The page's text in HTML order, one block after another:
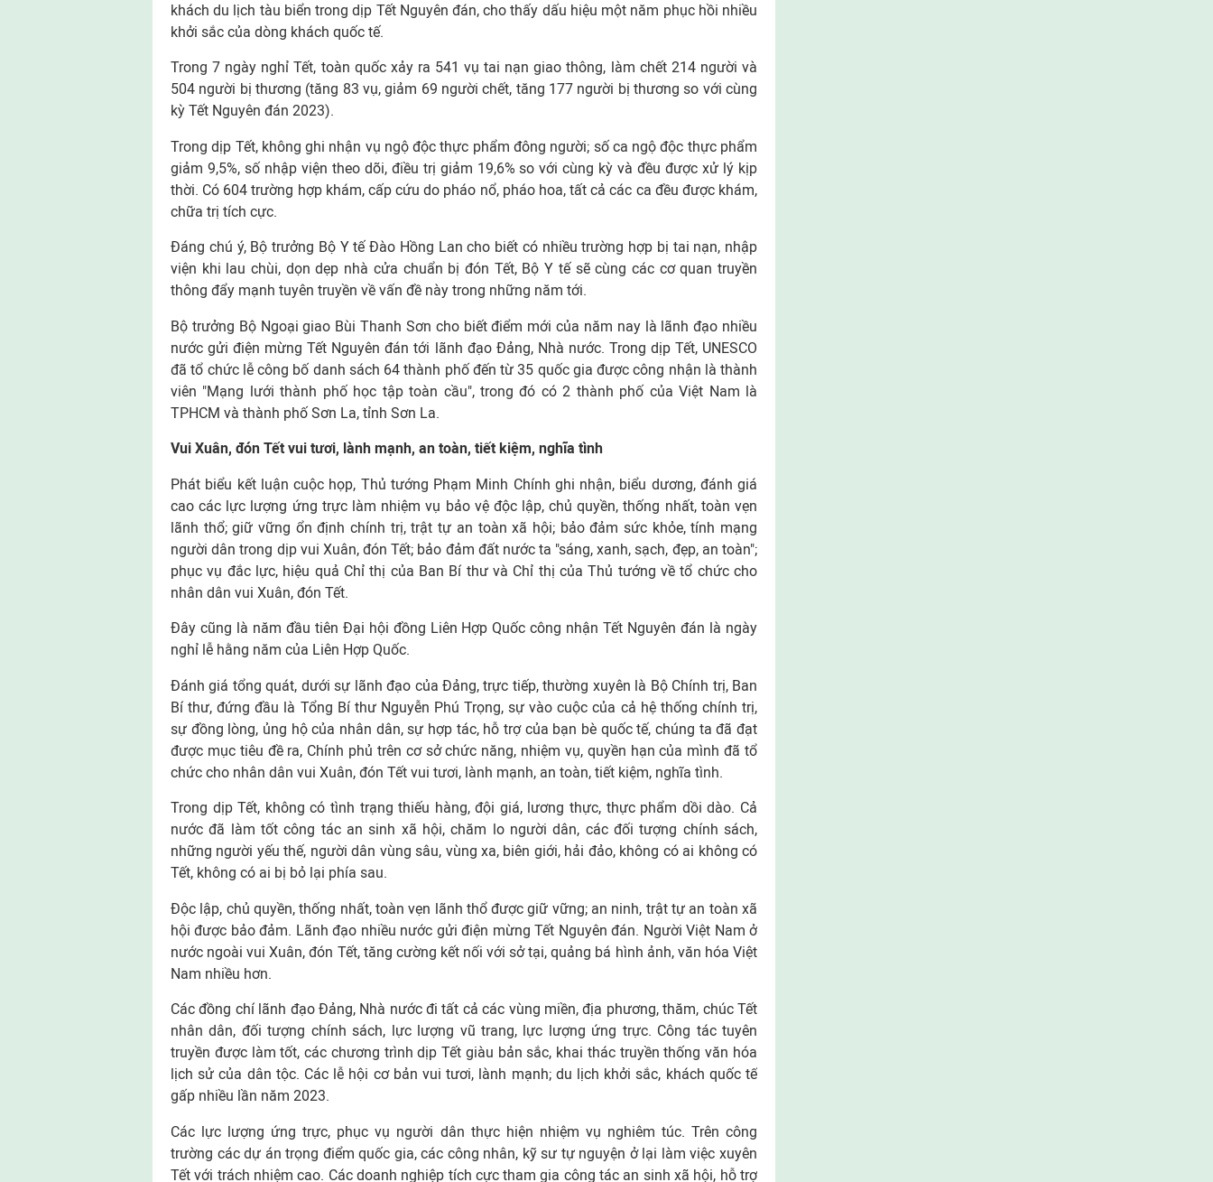
khách du lịch tàu biển trong dịp Tết Nguyên đán, cho thấy dấu hiệu một năm phục hồi nhiều
khởi sắc của dòng khách quốc tế.
Trong 7 ngày nghỉ Tết, toàn quốc xảy ra 541 vụ tai nạn giao thông, làm chết 214 người và
504 người bị thương (tăng 83 vụ, giảm 69 người chết, tăng 177 người bị thương so với cùng
kỳ Tết Nguyên đán 2023).
Trong dịp Tết, không ghi nhận vụ ngộ độc thực phẩm đông người; số ca ngộ độc thực phẩm
giảm 9,5%, số nhập viện theo dõi, điều trị giảm 19,6% so với cùng kỳ và đều được xử lý kịp
thời. Có 604 trường hợp khám, cấp cứu do pháo nổ, pháo hoa, tất cả các ca đều được khám,
chữa trị tích cực.
Đáng chú ý, Bộ trưởng Bộ Y tế Đào Hồng Lan cho biết có nhiều trường hợp bị tai nạn, nhập
viện khi lau chùi, dọn dẹp nhà cửa chuẩn bị đón Tết, Bộ Y tế sẽ cùng các cơ quan truyền
thông đẩy mạnh tuyên truyền về vấn đề này trong những năm tới.
Bộ trưởng Bộ Ngoại giao Bùi Thanh Sơn cho biết điểm mới của năm nay là lãnh đạo nhiều
nước gửi điện mừng Tết Nguyên đán tới lãnh đạo Đảng, Nhà nước. Trong dịp Tết, UNESCO
đã tổ chức lễ công bố danh sách 64 thành phố đến từ 35 quốc gia được công nhận là thành
viên "Mạng lưới thành phố học tập toàn cầu", trong đó có 2 thành phố của Việt Nam là
TPHCM và thành phố Sơn La, tỉnh Sơn La.
Vui Xuân, đón Tết vui tươi, lành mạnh, an toàn, tiết kiệm, nghĩa tình
Phát biểu kết luận cuộc họp, Thủ tướng Phạm Minh Chính ghi nhận, biểu dương, đánh giá
cao các lực lượng ứng trực làm nhiệm vụ bảo vệ độc lập, chủ quyền, thống nhất, toàn vẹn
lãnh thổ; giữ vững ổn định chính trị, trật tự an toàn xã hội; bảo đảm sức khỏe, tính mạng
người dân trong dịp vui Xuân, đón Tết; bảo đảm đất nước ta "sáng, xanh, sạch, đẹp, an toàn";
phục vụ đắc lực, hiệu quả Chỉ thị của Ban Bí thư và Chỉ thị của Thủ tướng về tổ chức cho
nhân dân vui Xuân, đón Tết.
Đây cũng là năm đầu tiên Đại hội đồng Liên Hợp Quốc công nhận Tết Nguyên đán là ngày
nghỉ lễ hằng năm của Liên Hợp Quốc.
Đánh giá tổng quát, dưới sự lãnh đạo của Đảng, trực tiếp, thường xuyên là Bộ Chính trị, Ban
Bí thư, đứng đầu là Tổng Bí thư Nguyễn Phú Trọng, sự vào cuộc của cả hệ thống chính trị,
sự đồng lòng, ủng hộ của nhân dân, sự hợp tác, hỗ trợ của bạn bè quốc tế, chúng ta đã đạt
được mục tiêu đề ra, Chính phủ trên cơ sở chức năng, nhiệm vụ, quyền hạn của mình đã tổ
chức cho nhân dân vui Xuân, đón Tết vui tươi, lành mạnh, an toàn, tiết kiệm, nghĩa tình.
Trong dịp Tết, không có tình trạng thiếu hàng, đội giá, lương thực, thực phẩm dồi dào. Cả
nước đã làm tốt công tác an sinh xã hội, chăm lo người dân, các đối tượng chính sách,
những người yếu thế, người dân vùng sâu, vùng xa, biên giới, hải đảo, không có ai không có
Tết, không có ai bị bỏ lại phía sau.
Độc lập, chủ quyền, thống nhất, toàn vẹn lãnh thổ được giữ vững; an ninh, trật tự an toàn xã
hội được bảo đảm. Lãnh đạo nhiều nước gửi điện mừng Tết Nguyên đán. Người Việt Nam ở
nước ngoài vui Xuân, đón Tết, tăng cường kết nối với sở tại, quảng bá hình ảnh, văn hóa Việt
Nam nhiều hơn.
Các đồng chí lãnh đạo Đảng, Nhà nước đi tất cả các vùng miền, địa phương, thăm, chúc Tết
nhân dân, đối tượng chính sách, lực lượng vũ trang, lực lượng ứng trực. Công tác tuyên
truyền được làm tốt, các chương trình dịp Tết giàu bản sắc, khai thác truyền thống văn hóa
lịch sử của dân tộc. Các lễ hội cơ bản vui tươi, lành mạnh; du lịch khởi sắc, khách quốc tế
gấp nhiều lần năm 2023.
Các lực lượng ứng trực, phục vụ người dân thực hiện nhiệm vụ nghiêm túc. Trên công
trường các dự án trọng điểm quốc gia, các công nhân, kỹ sư tự nguyện ở lại làm việc xuyên
Tết với trách nhiệm cao. Các doanh nghiệp tích cực tham gia công tác an sinh xã hội, hỗ trợ